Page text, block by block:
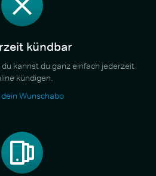
kündbar
kannst du ganz einfach jederzeit
kündigen.
Wunschabo